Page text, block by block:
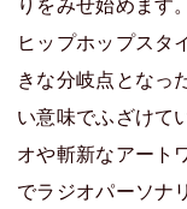
ヒップホップスタ
きな分岐点となっ
い意味でふざけて
オや斬新なアート
でラジオパーソナ